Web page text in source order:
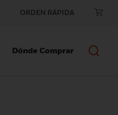
ORDEN RÁPIDA
Dónde Comprar